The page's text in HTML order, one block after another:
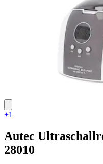
+1
Autec
28010